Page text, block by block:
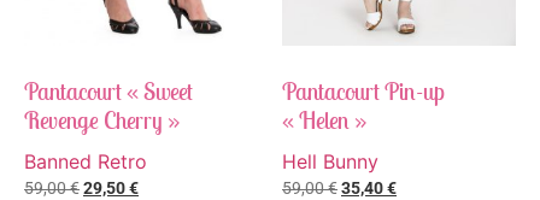
Pantacourt « Sweet
Revenge Cherry »
Banned Retro
59,00€29,50€
Pantacourt Pin-up
« Helen »
Hell Bunny
59,00€35,40€